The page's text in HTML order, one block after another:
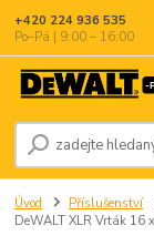
+420 224 936 535
Po–Pá | 9:00 – 16:00
Úvod Příslušenství
DeWALT XLR Vrták